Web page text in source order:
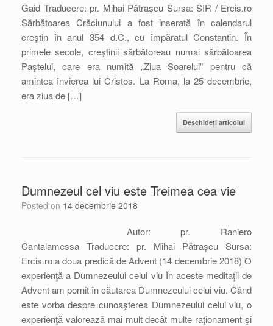
Gaid Traducere: pr. Mihai Pătrașcu Sursa: SIR / Ercis.ro
Sărbătoarea Crăciunului a fost inserată în calendarul
creştin în anul 354 d.C., cu împăratul Constantin. În
primele secole, creştinii sărbătoreau numai sărbătoarea
Paştelui, care era numită „Ziua Soarelui” pentru că
amintea învierea lui Cristos. La Roma, la 25 decembrie,
era ziua de […]
Deschideți articolul
Dumnezeul cel viu este Treimea cea vie
Posted on 14 decembrie 2018
Autor: pr. Raniero
Cantalamessa Traducere: pr. Mihai Pătrașcu Sursa:
Ercis.ro a doua predică de Advent (14 decembrie 2018) O
experienţă a Dumnezeului celui viu În aceste meditaţii de
Advent am pornit în căutarea Dumnezeului celui viu. Când
este vorba despre cunoaşterea Dumnezeului celui viu, o
experienţă valorează mai mult decât multe raţionament şi